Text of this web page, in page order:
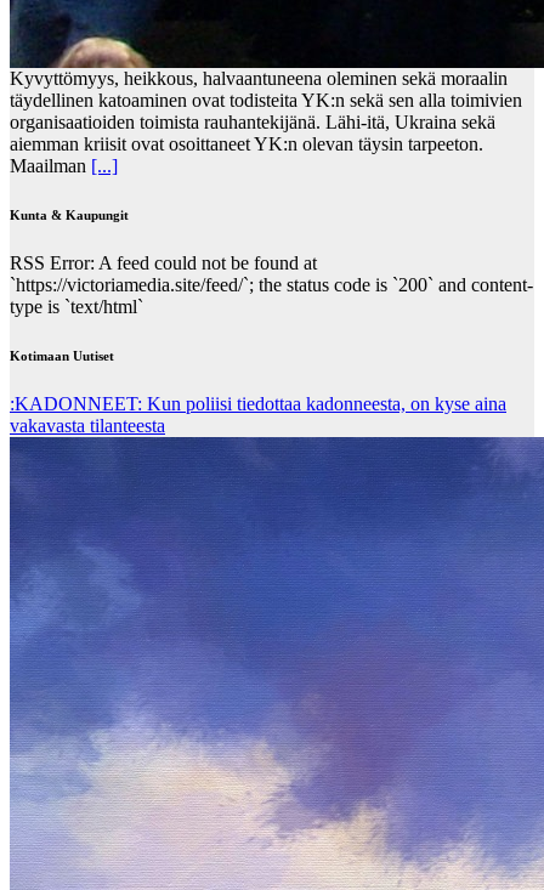
Kyvyttömyys, heikkous, halvaantuneena oleminen sekä moraalin
täydellinen katoaminen ovat todisteita YK:n sekä sen alla toimivien
organisaatioiden toimista rauhantekijänä. Lähi-itä, Ukraina sekä
aiemman kriisit ovat osoittaneet YK:n olevan täysin tarpeeton.
Maailman [...]
Kunta & Kaupungit
RSS Error: A feed could not be found at
`https://victoriamedia.site/feed/`; the status code is `200` and content-
type is `text/html`
Kotimaan Uutiset
:KADONNEET: Kun poliisi tiedottaa kadonneesta, on kyse aina
vakavasta tilanteesta